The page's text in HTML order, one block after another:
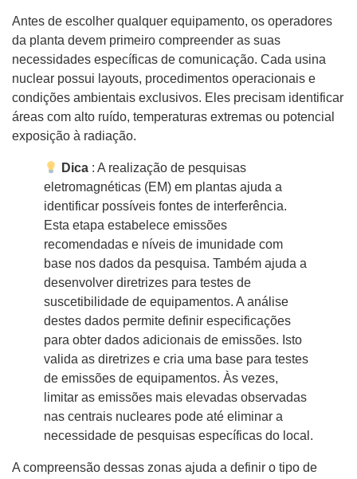
Antes de escolher qualquer equipamento, os operadores
da planta devem primeiro compreender as suas
necessidades específicas de comunicação. Cada usina
nuclear possui layouts, procedimentos operacionais e
condições ambientais exclusivos. Eles precisam identificar
áreas com alto ruído, temperaturas extremas ou potencial
exposição à radiação.
Dica : A realização de pesquisas
eletromagnéticas (EM) em plantas ajuda a
identificar possíveis fontes de interferência.
Esta etapa estabelece emissões
recomendadas e níveis de imunidade com
base nos dados da pesquisa. Também ajuda a
desenvolver diretrizes para testes de
suscetibilidade de equipamentos. A análise
destes dados permite definir especificações
para obter dados adicionais de emissões. Isto
valida as diretrizes e cria uma base para testes
de emissões de equipamentos. Às vezes,
limitar as emissões mais elevadas observadas
nas centrais nucleares pode até eliminar a
necessidade de pesquisas específicas do local.
A compreensão dessas zonas ajuda a definir o tipo de